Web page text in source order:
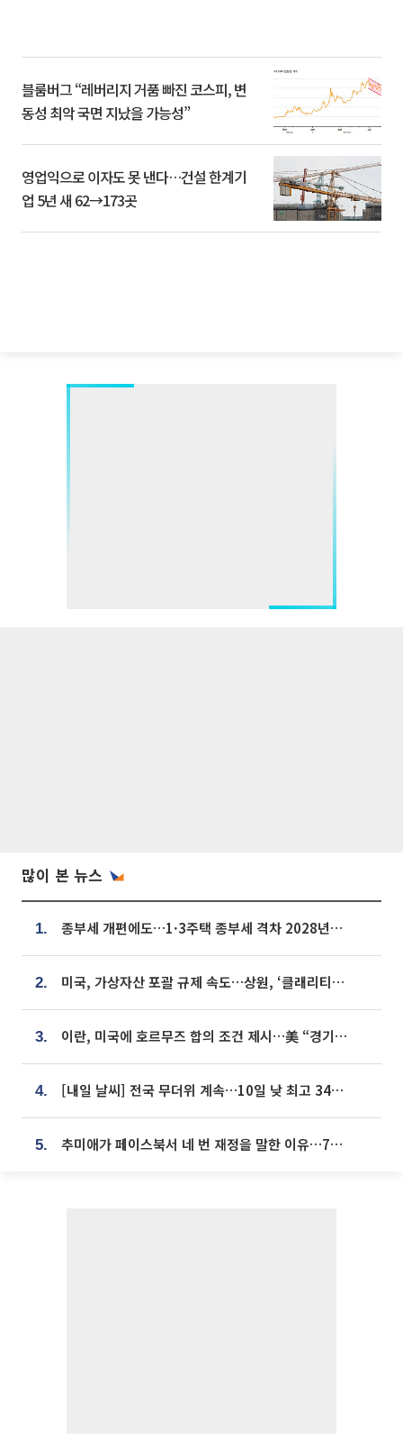
블룸버그 “레버리지 거품 빠진 코스피, 변
동성 최악 국면 지났을 가능성”
영업익으로 이자도 못 낸다…건설 한계기
업 5년 새 62→173곳
많이 본 뉴스
1. 종부세 개편에도…1·3주택 종부세 격차 2028년부터 확대
2. 미국, 가상자산 포괄 규제 속도…상원, ‘클래리티법’ 9월 절차투표 추진
3. 이란, 미국에 호르무즈 합의 조건 제시…美 “경기 아직 안 끝나” [종합]
4. [내일 날씨] 전국 무더위 계속…10일 낮 최고 34도 육박
5. 추미애가 페이스북서 네 번 재정을 말한 이유…7700억 추경 열쇠는 도의회에